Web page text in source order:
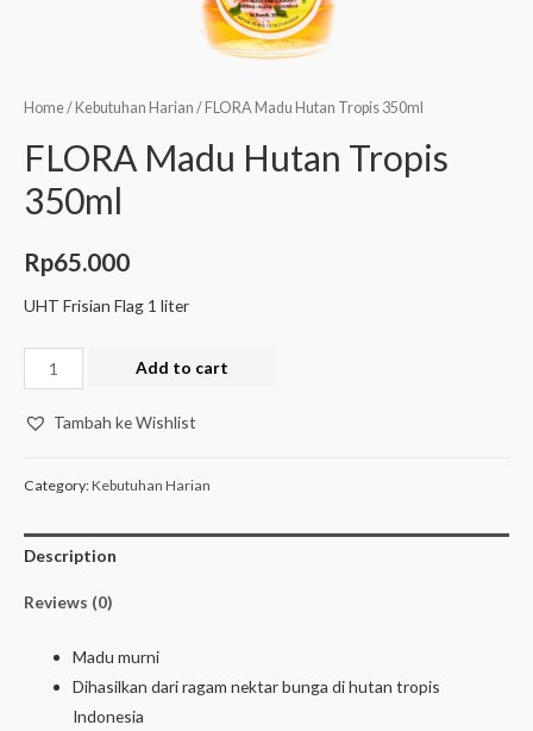
Home/ Kebutuhan Harian / FLORA Madu Hutan Tropis 350ml
FLORA Madu Hutan Tropis
350ml
Rp65.000
UHT Frisian Flag 1 liter
Add to cart
Tambah ke Wishlist
Category:Kebutuhan Harian
Description
Reviews (0)
Madu murni
Dihasilkan dari ragam nektar bunga di hutan tropis
Indonesia